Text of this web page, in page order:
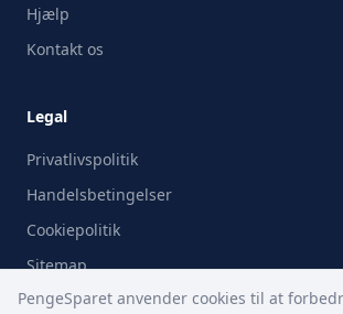
Hjælp
Kontakt os
Legal
Privatlivspolitik
Handelsbetingelser
Cookiepolitik
Sitemap
PengeSparet anvender cookies til at